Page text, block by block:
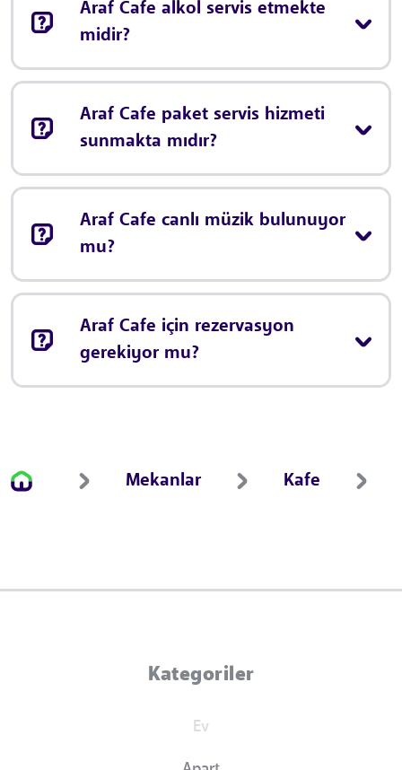
Araf Cafe alkol servis etmekte
midir?
Araf Cafe paket servis hizmeti
sunmakta mıdır?
Araf Cafe canlı müzik bulunuyor
mu?
Araf Cafe için rezervasyon
gerekiyor mu?
Mekanlar Kafe
Kategoriler
Ev